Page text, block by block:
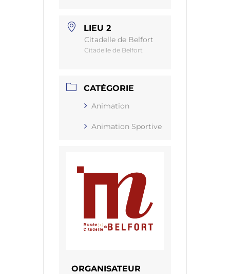
LIEU 2
Citadelle de Belfort
Citadelle de Belfort
CATÉGORIE
Animation
Animation Sportive
ORGANISATEUR